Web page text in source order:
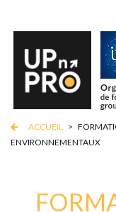
ACCUEIL >
ENVIRONNEMENTAUX